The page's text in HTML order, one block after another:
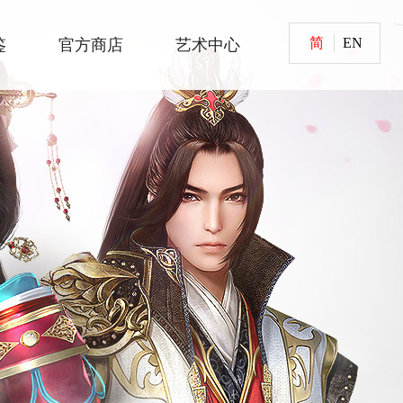
简 EN
官方商店 艺术中心